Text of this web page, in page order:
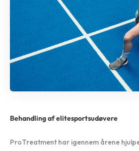
Behandling af elitesportsudøvere
ProTreatment har igennem årene